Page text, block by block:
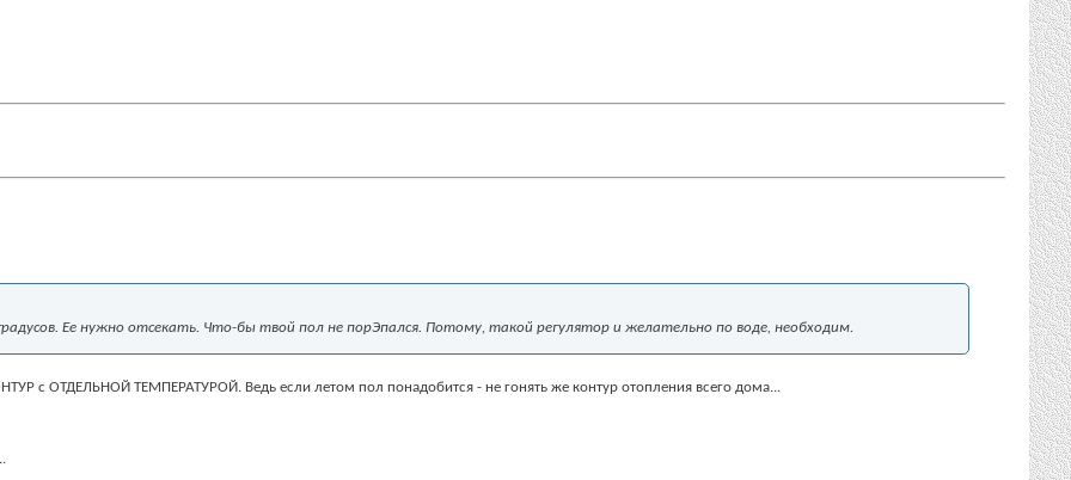
Ее нужно отсекать. Что-бы твой пол не порЭпался. Потому, такой регулятор и желательно по воде, необходим.
с ОТДЕЛЬНОЙ ТЕМПЕРАТУРОЙ. Ведь если летом пол понадобится - не гонять же контур отопления всего дома...